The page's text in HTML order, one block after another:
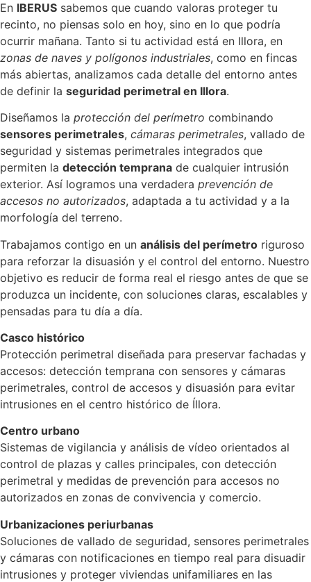
En IBERUS sabemos que cuando valoras proteger tu
recinto, no piensas solo en hoy, sino en lo que podría
ocurrir mañana. Tanto si tu actividad está en Illora, en
zonas de naves y polígonos industriales, como en fincas
más abiertas, analizamos cada detalle del entorno antes
de definir la seguridad perimetral en Illora.
Diseñamos la protección del perímetro combinando
sensores perimetrales, cámaras perimetrales, vallado de
seguridad y sistemas perimetrales integrados que
permiten la detección temprana de cualquier intrusión
exterior. Así logramos una verdadera prevención de
accesos no autorizados, adaptada a tu actividad y a la
morfología del terreno.
Trabajamos contigo en un análisis del perímetro riguroso
para reforzar la disuasión y el control del entorno. Nuestro
objetivo es reducir de forma real el riesgo antes de que se
produzca un incidente, con soluciones claras, escalables y
pensadas para tu día a día.
Casco histórico
Protección perimetral diseñada para preservar fachadas y
accesos: detección temprana con sensores y cámaras
perimetrales, control de accesos y disuasión para evitar
intrusiones en el centro histórico de Íllora.
Centro urbano
Sistemas de vigilancia y análisis de vídeo orientados al
control de plazas y calles principales, con detección
perimetral y medidas de prevención para accesos no
autorizados en zonas de convivencia y comercio.
Urbanizaciones periurbanas
Soluciones de vallado de seguridad, sensores perimetrales
y cámaras con notificaciones en tiempo real para disuadir
intrusiones y proteger viviendas unifamiliares en las